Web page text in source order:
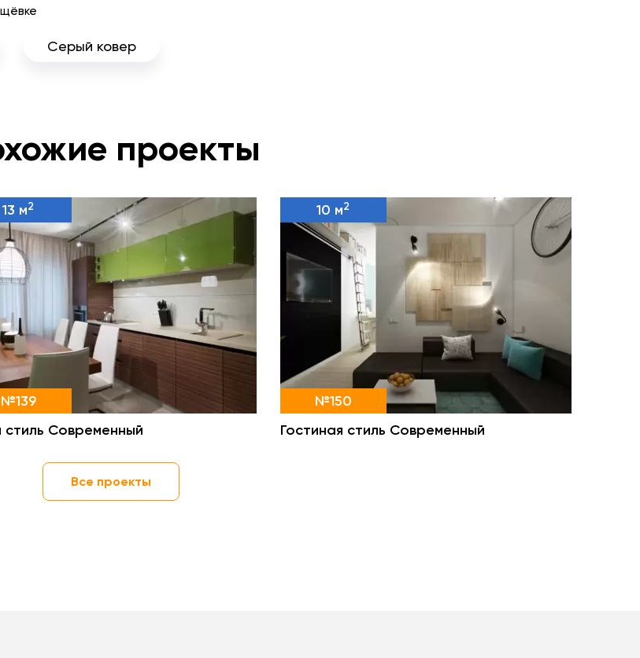
Серый ковер
проекты
13 м2
№139
стиль Современный
10 м2
№150
Гостиная стиль Современный
Все проекты